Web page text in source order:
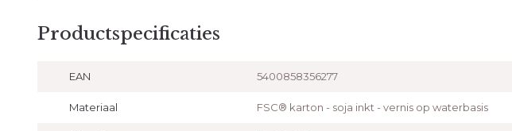
Productspecificaties
EAN 5400858356277
Materiaal FSC® karton - soja inkt - vernis op waterbasis